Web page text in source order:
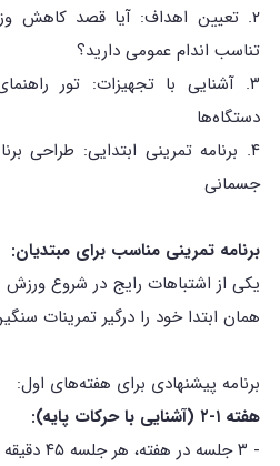
۲. تعیین اهداف: آیا قصد کاهش
تناسب اندام عمومی دارید؟
۳. آشنایی با تجهیزات: تور
دستگاه‌ها
۴. برنامه تمرینی ابتدایی: طراحی
جسمانی
برنامه تمرینی مناسب برای مبتدیان:
یکی از اشتباهات رایج در شروع ورزش
همان ابتدا خود را درگیر تمرینات
برنامه پیشنهادی برای هفته‌های اول:
هفته ۱-۲ (آشنایی با حرکات پایه):
- ۳ جلسه در هفته، هر جلسه ۴۵ دقیقه